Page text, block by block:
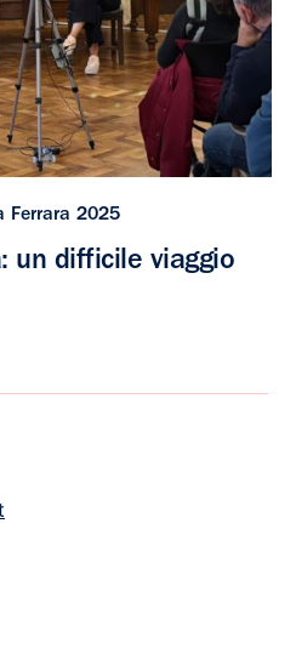
Ferrara 2025
un difficile viaggio